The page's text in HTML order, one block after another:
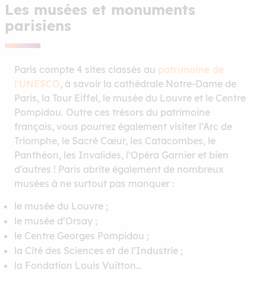
Les musées et monuments
parisiens
Paris compte 4 sites classés au patrimoine de
l’UNESCO, à savoir la cathédrale Notre-Dame de
Paris, la Tour Eiffel, le musée du Louvre et le Centre
Pompidou. Outre ces trésors du patrimoine
français, vous pourrez également visiter l’Arc de
Triomphe, le Sacré Cœur, les Catacombes, le
Panthéon, les Invalides, l’Opéra Garnier et bien
d’autres ! Paris abrite également de nombreux
musées à ne surtout pas manquer :
le musée du Louvre ;
le musée d’Orsay ;
le Centre Georges Pompidou ;
la Cité des Sciences et de l’Industrie ;
la Fondation Louis Vuitton…